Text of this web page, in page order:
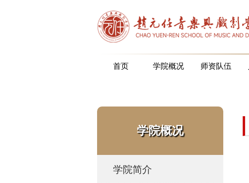
首页 学院概况 师资队伍
学院概况
学院简介